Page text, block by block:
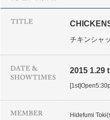
チキンシャ
2015 1.29
Hidefumi